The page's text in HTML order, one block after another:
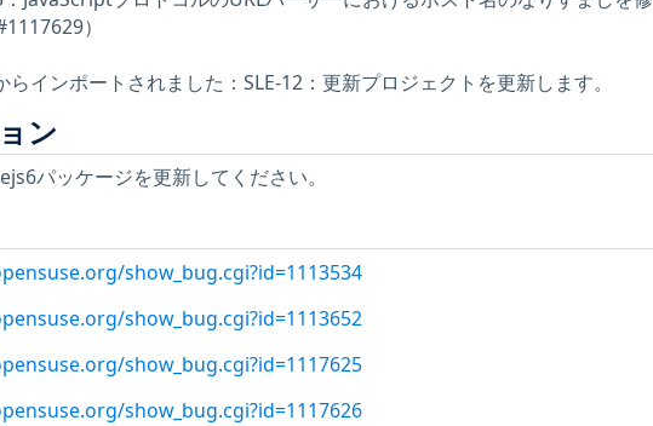
）
らインポートされました：SLE-12：更新プロジェクトを更新します。
ン
パッケージを更新してください。
show_bug.cgi?id=1113534
show_bug.cgi?id=1113652
show_bug.cgi?id=1117625
show_bug.cgi?id=1117626